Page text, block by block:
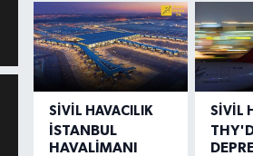
SIVIL HAVACILIK
İSTANBUL
HAVALİMANI
SIVIL